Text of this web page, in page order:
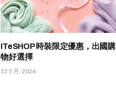
ITeSHOP 時裝限定優惠，出國購
物好選擇
15 5 月, 2026